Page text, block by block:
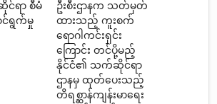
င်ရာ စီမံ
င်ရွက်မှု
ဦးစီးဌာနက သတ်မှတ်
ထားသည့် ကူးစက်
ရောဂါကင်းရှင်း
ကြောင်း တင်ပို့မည့်
နိုင်ငံ၏ သက်ဆိုင်ရာ
ဌာနမှ ထုတ်ပေးသည့်
တိရစ္ဆာန်ကျန်းမာရေး